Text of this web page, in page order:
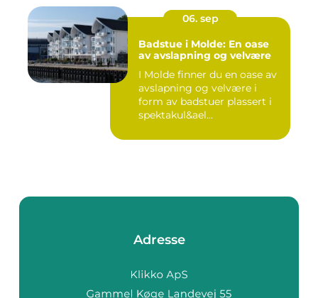
06. sep
Badstue i Molde: En oase
av avslapning og velvære
I Molde finner du en oase av
avslapning og velvære i
form av badstuer plassert i
spektakul&ael...
Adresse